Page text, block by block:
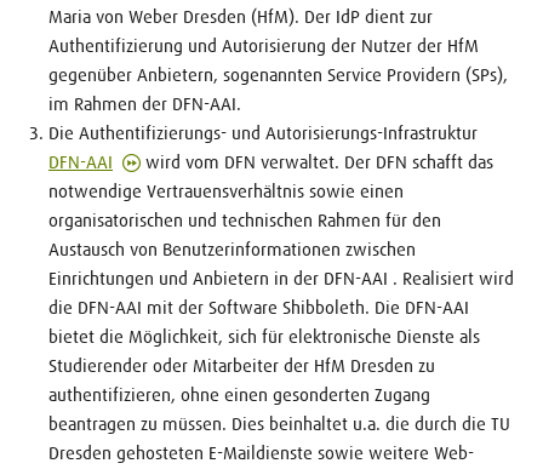
Maria von Weber Dresden (HfM). Der IdP dient zur
Authentifizierung und Autorisierung der Nutzer der HfM
gegenüber Anbietern, sogenannten Service Providern (SPs),
im Rahmen der DFN-AAI.
Die Authentifizierungs- und Autorisierungs-Infrastruktur
DFN-AAI
wird vom DFN verwaltet. Der DFN schafft das
notwendige Vertrauensverhältnis sowie einen
organisatorischen und technischen Rahmen für den
Austausch von Benutzerinformationen zwischen
Einrichtungen und Anbietern in der DFN-AAI . Realisiert wird
die DFN-AAI mit der Software Shibboleth. Die DFN-AAI
bietet die Möglichkeit, sich für elektronische Dienste als
Studierender oder Mitarbeiter der HfM Dresden zu
authentifizieren, ohne einen gesonderten Zugang
beantragen zu müssen. Dies beinhaltet u.a. die durch die TU
Dresden gehosteten E-Maildienste sowie weitere Web-